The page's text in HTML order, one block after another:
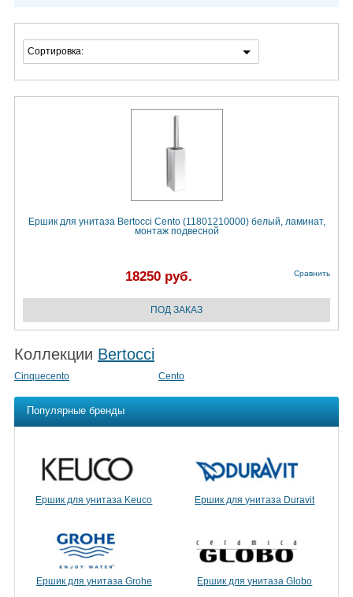
Сортировка:
Ершик для унитаза Bertocci Cento (11801210000) белый, ламинат,
монтаж подвесной
18250 руб. Сравнить
Коллекции Bertocci
Cinquecento Cento
Популярные бренды
Ершик для унитаза Keuco Ершик для унитаза Duravit
Ершик для унитаза Grohe Ершик для унитаза Globo